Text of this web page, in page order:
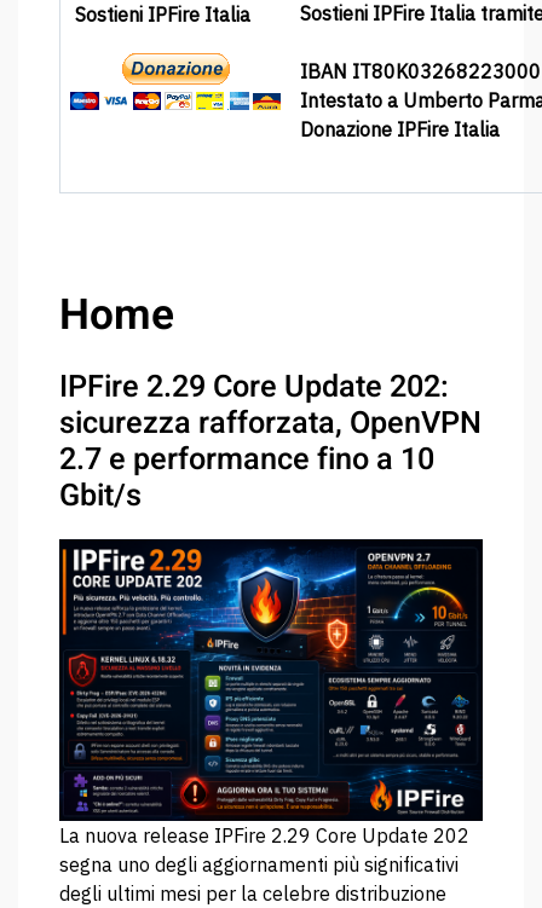
Sostieni IPFire Italia Sostieni IPFire Italia
IBAN
Intestato a Umberto
Donazione IPFire Italia
Home
IPFire 2.29 Core Update 202:
sicurezza rafforzata, OpenVPN
2.7 e performance fino a 10
Gbit/s
La nuova release IPFire 2.29 Core Update 202
segna uno degli aggiornamenti più significativi
degli ultimi mesi per la celebre distribuzione